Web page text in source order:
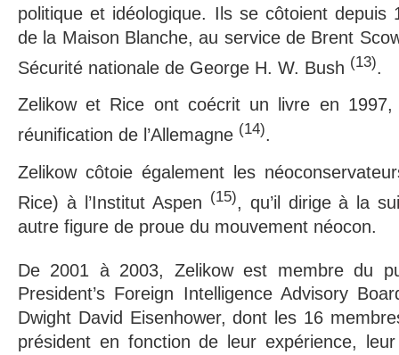
politique et idéologique. Ils se côtoient depuis
de la Maison Blanche, au service de Brent
Sécurité nationale de George H. W. Bush (13)
Zelikow et Rice ont coécrit un livre en 1997,
réunification de l’Allemagne (14).
Zelikow côtoie également les
Rice) à l’Institut Aspen (15), qu’il dirige à la
autre figure de proue du mouvement néocon.
De 2001 à 2003, Zelikow est membre du
President’s Foreign Intelligence Advisory
Dwight David Eisenhower, dont les 16
président en fonction de leur expérience,